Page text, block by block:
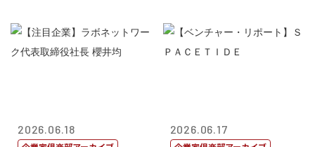
2026.06.18 2026.06.17